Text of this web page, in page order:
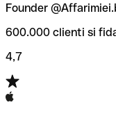
Founder
600.000 clienti si
4,7